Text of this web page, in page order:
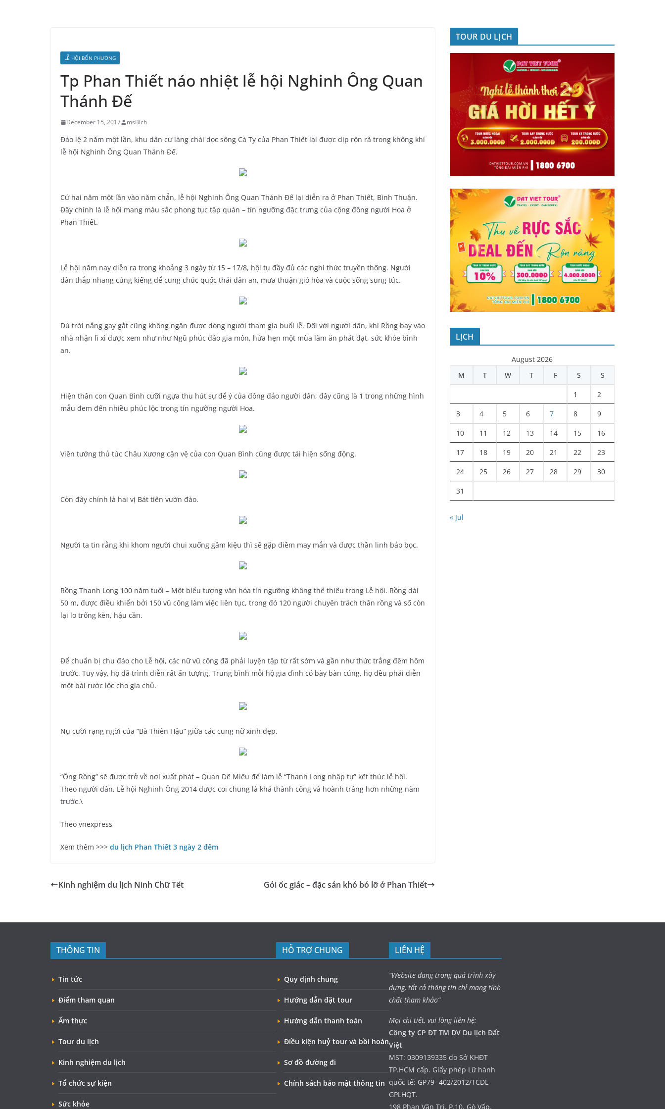
LỄ HỘI BỐN PHƯƠNG
Tp Phan Thiết náo nhiệt lễ hội Nghinh Ông Quan
Thánh Đế
December 15, 2017 msBich
Đáo lệ 2 năm một lần, khu dân cư làng chài dọc sông Cà Ty của Phan Thiết lại được dịp rộn rã trong không khí
lễ hội Nghinh Ông Quan Thánh Đế.
Cứ hai năm một lần vào năm chẵn, lễ hội Nghinh Ông Quan Thánh Đế lại diễn ra ở Phan Thiết, Bình Thuận.
Đây chính là lễ hội mang màu sắc phong tục tập quán – tín ngưỡng đặc trưng của cộng đồng người Hoa ở
Phan Thiết.
Lễ hội năm nay diễn ra trong khoảng 3 ngày từ 15 – 17/8, hội tụ đầy đủ các nghi thức truyền thống. Người
dân thắp nhang cúng kiếng để cung chúc quốc thái dân an, mưa thuận gió hòa và cuộc sống sung túc.
Dù trời nắng gay gắt cũng không ngăn được dòng người tham gia buổi lễ. Đối với người dân, khi Rồng bay vào
nhà nhận lì xì được xem như như Ngũ phúc đáo gia môn, hứa hẹn một mùa làm ăn phát đạt, sức khỏe bình
an.
Hiện thân con Quan Bình cưỡi ngựa thu hút sự để ý của đông đảo người dân, đây cũng là 1 trong những hình
mẫu đem đến nhiều phúc lộc trong tín ngưỡng người Hoa.
Viên tướng thủ túc Châu Xương cận vệ của con Quan Bình cũng được tái hiện sống động.
Còn đây chính là hai vị Bát tiên vườn đào.
Người ta tin rằng khi khom người chui xuống gầm kiệu thì sẽ gặp điềm may mắn và được thần linh bảo bọc.
Rồng Thanh Long 100 năm tuổi – Một biểu tượng văn hóa tín ngưỡng không thể thiếu trong Lễ hội. Rồng dài
50 m, được điều khiển bởi 150 vũ công làm việc liên tục, trong đó 120 người chuyên trách thân rồng và số còn
lại lo trống kèn, hậu cần.
Để chuẩn bị chu đáo cho Lễ hội, các nữ vũ công đã phải luyện tập từ rất sớm và gần như thức trắng đêm hôm
trước. Tuy vậy, họ đã trình diễn rất ấn tượng. Trung bình mỗi hộ gia đình có bày bàn cúng, họ đều phải diễn
một bài rước lộc cho gia chủ.
Nụ cười rạng ngời của “Bà Thiên Hậu” giữa các cung nữ xinh đẹp.
“Ông Rồng” sẽ được trở về nơi xuất phát – Quan Đế Miếu để làm lễ “Thanh Long nhập tự” kết thúc lễ hội.
Theo người dân, Lễ hội Nghinh Ông 2014 được coi chung là khá thành công và hoành tráng hơn những năm
trước.\
Theo vnexpress
Xem thêm >>> du lịch Phan Thiết 3 ngày 2 đêm
Kinh nghiệm du lịch Ninh Chữ Tết Gỏi ốc giác – đặc sản khó bỏ lỡ ở Phan Thiết
TOUR DU LỊCH
LỊCH
August 2026
M
T W T F S S
1 2
3 4 5 6 7 8 9
10 11 12 13 14 15 16
17 18 19 20 21 22 23
24 25 26 27 28 29 30
31
« Jul
THÔNG TIN
Tin tức
Điểm tham quan
Ẩm thực
Tour du lịch
Kinh nghiệm du lịch
Tổ chức sự kiện
Sức khỏe
HỖ TRỢ CHUNG
Quy định chung
Hướng dẫn đặt tour
Hướng dẫn thanh toán
Điều kiện huỷ tour và bồi hoàn
Sơ đồ đường đi
Chính sách bảo mật thông tin
LIÊN HỆ
“Website đang trong quá trình xây
dựng, tất cả thông tin chỉ mang tính
chất tham khảo”
Mọi chi tiết, vui lòng liên hệ:
Công ty CP ĐT TM DV Du lịch Đất
Việt
MST: 0309139335 do Sở KHĐT
TP.HCM cấp. Giấy phép Lữ hành
quốc tế: GP79- 402/2012/TCDL-
GPLHQT.
198 Phan Văn Trị, P.10, Gò Vấp,